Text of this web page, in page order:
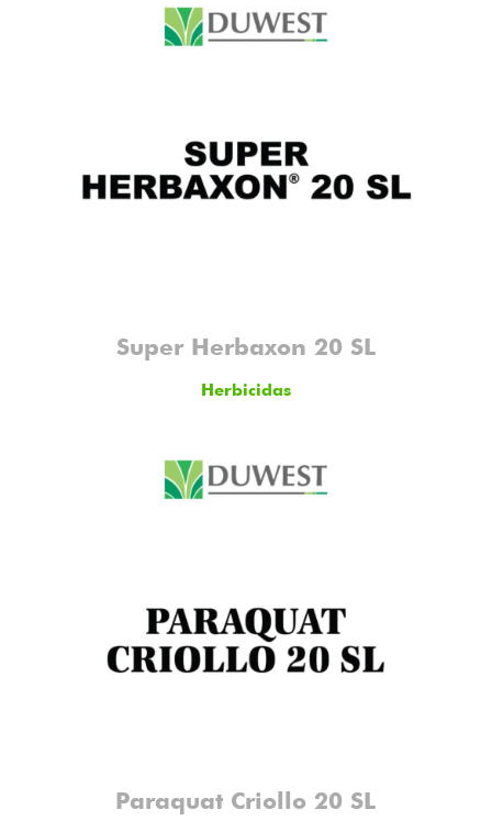
Super Herbaxon 20 SL
Herbicidas
Paraquat Criollo 20 SL